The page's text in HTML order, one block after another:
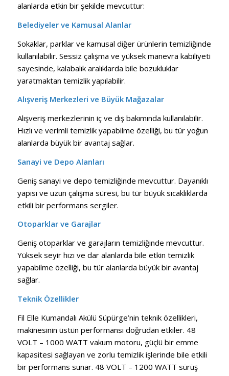
alanlarda etkin bir şekilde mevcuttur:
Belediyeler ve Kamusal Alanlar
Sokaklar, parklar ve kamusal diğer ürünlerin temizliğinde
kullanılabilir. Sessiz çalışma ve yüksek manevra kabiliyeti
sayesinde, kalabalık aralıklarda bile bozukluklar
yaratmaktan temizlik yapılabilir.
Alışveriş Merkezleri ve Büyük Mağazalar
Alışveriş merkezlerinin iç ve dış bakımında kullanılabilir.
Hızlı ve verimli temizlik yapabilme özelliği, bu tür yoğun
alanlarda büyük bir avantaj sağlar.
Sanayi ve Depo Alanları
Geniş sanayi ve depo temizliğinde mevcuttur. Dayanıklı
yapısı ve uzun çalışma süresi, bu tür büyük sıcaklıklarda
etkili bir performans sergiler.
Otoparklar ve Garajlar
Geniş otoparklar ve garajların temizliğinde mevcuttur.
Yüksek seyir hızı ve dar alanlarda bile etkin temizlik
yapabilme özelliği, bu tür alanlarda büyük bir avantaj
sağlar.
Teknik Özellikler
Fil Elle Kumandalı Akülü Süpürge’nin teknik özellikleri,
makinesinin üstün performansı doğrudan etkiler. 48
VOLT – 1000 WATT vakum motoru, güçlü bir emme
kapasitesi sağlayan ve zorlu temizlik işlerinde bile etkili
bir performans sunar. 48 VOLT – 1200 WATT sürüş